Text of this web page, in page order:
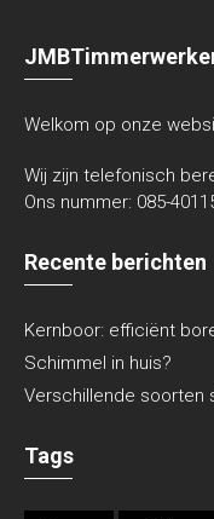
Welkom op onze
Wij zijn telefonisch
Ons nummer: 085-
Recente berichten
Kernboor: efficiënt
Schimmel in huis?
Verschillende soorten
Tags